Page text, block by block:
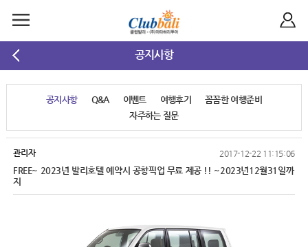
공지사항
공지사항 Q&A 이벤트 여행후기
꼼꼼한 여행준비
자주하는 질문
관리자 2017-12-22 11:15:06
FREE~ 2023년 발리호텔 예약시 공항픽업 무료 제공 !! ~2023년12월31일까
지